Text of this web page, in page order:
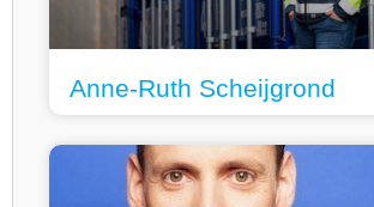
Anne-Ruth Scheijgrond